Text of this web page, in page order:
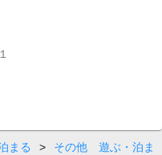
まる >
その他 遊ぶ・泊ま